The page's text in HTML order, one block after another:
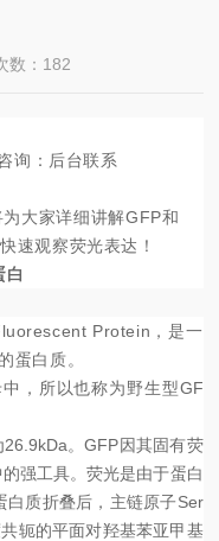
数：182
询：后台联系
大家详细讲解GFP和
速观察荧光表达！
白
Protein，是一
蛋白质。
，所以也称为野生型GF
。GFP因其固有荧
强工具。荧光是由于蛋白
白质折叠后，主链原子Ser
轭的平面对羟基苯亚甲基